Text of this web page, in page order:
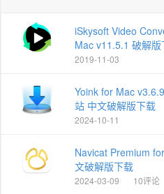
iSkysoft Video
Mac v11.5.1 破解版
2019-11-03
Yoink for Mac
站 中文破解版下载
2024-10-11
Navicat Premium
文破解版下载
2024-03-09 10评论